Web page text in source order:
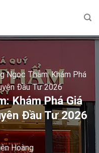
Ngọc Thẫm: Khám Phá
Đầu Tư 2026
Khám Phá Giá
Đầu Tư 2026
Hoàng